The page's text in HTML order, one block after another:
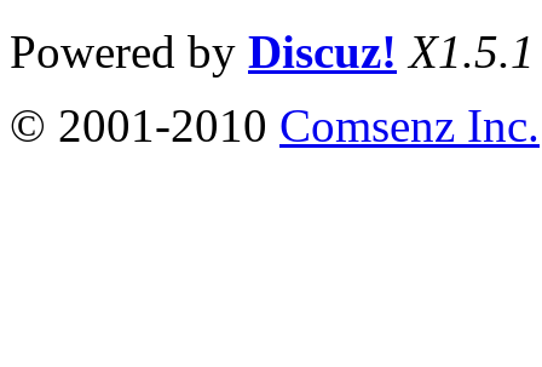
Powered by Discuz! X1.5.1
© 2001-2010 Comsenz Inc.